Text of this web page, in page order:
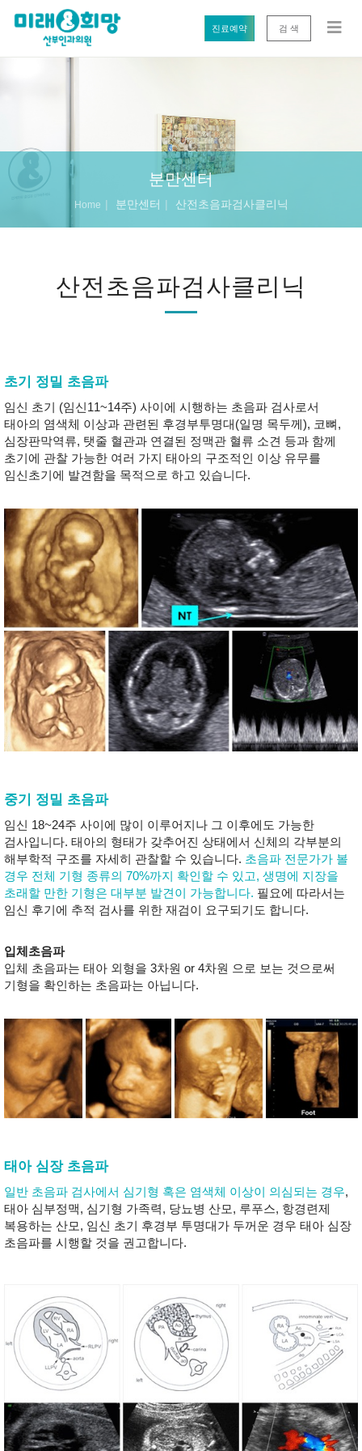
진료예약 검 색
분만센터
Home 분만센터 산전초음파검사클리닉
산전초음파검사클리닉
초기 정밀 초음파
임신 초기 (임신11~14주) 사이에 시행하는 초음파 검사로서
태아의 염색체 이상과 관련된 후경부투명대(일명 목두께), 코뼈,
심장판막역류, 탯줄 혈관과 연결된 정맥관 혈류 소견 등과 함께
초기에 관찰 가능한 여러 가지 태아의 구조적인 이상 유무를
임신초기에 발견함을 목적으로 하고 있습니다.
중기 정밀 초음파
임신 18~24주 사이에 많이 이루어지나 그 이후에도 가능한
검사입니다. 태아의 형태가 갖추어진 상태에서 신체의 각부분의
해부학적 구조를 자세히 관찰할 수 있습니다. 초음파 전문가가 볼
경우 전체 기형 종류의 70%까지 확인할 수 있고, 생명에 지장을
초래할 만한 기형은 대부분 발견이 가능합니다. 필요에 따라서는
임신 후기에 추적 검사를 위한 재검이 요구되기도 합니다.
입체초음파
입체 초음파는 태아 외형을 3차원 or 4차원 으로 보는 것으로써
기형을 확인하는 초음파는 아닙니다.
태아 심장 초음파
일반 초음파 검사에서 심기형 혹은 염색체 이상이 의심되는 경우,
태아 심부정맥, 심기형 가족력, 당뇨병 산모, 루푸스, 항경련제
복용하는 산모, 임신 초기 후경부 투명대가 두꺼운 경우 태아 심장
초음파를 시행할 것을 권고합니다.